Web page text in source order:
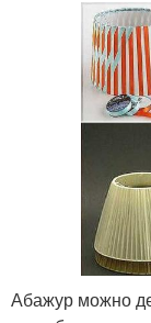
Абажур можно